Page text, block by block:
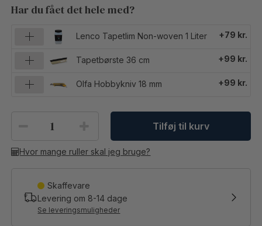
Har du fået det hele med?
Lenco Tapetlim Non-woven 1 Liter +79 kr.
Tapetbørste 36 cm +99 kr.
Olfa Hobbykniv 18 mm +99 kr.
Tilføj til kurv
Hvor mange ruller skal jeg bruge?
Skaffevare
Levering om 8-14 dage
Se leveringsmuligheder